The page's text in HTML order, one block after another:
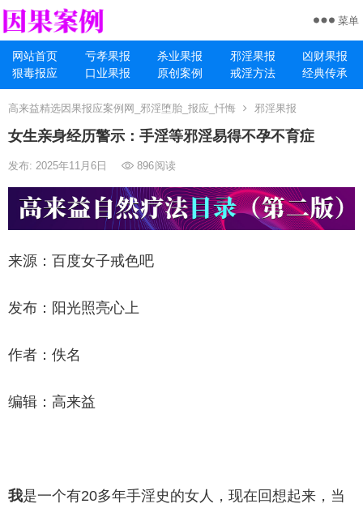
网站首页 亏孝果报 杀业果报 邪淫果报
凶财果报
狠毒报应
口业果报 原创案例 戒淫方法 经典传承
菜单
高来益精选因果报应案例网_邪淫堕胎_报应_忏悔 邪淫果报
女生亲身经历警示：手淫等邪淫易得不孕不育症
发布: 2025年11月6日 896阅读
来源：百度女子戒色吧
发布：阳光照亮心上
作者：佚名
编辑：高来益
我是一个有20多年手淫史的女人，现在回想起来，当